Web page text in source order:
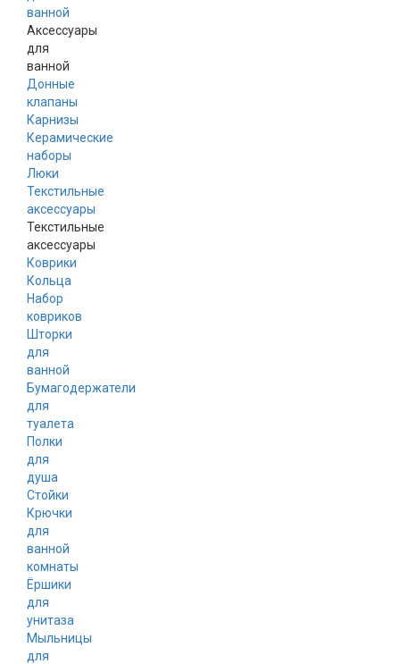
ванной
Аксессуары
для
ванной
Донные
клапаны
Карнизы
Керамические
наборы
Люки
Текстильные
аксессуары
Текстильные
аксессуары
Коврики
Кольца
Набор
ковриков
Шторки
для
ванной
Бумагодержатели
для
туалета
Полки
для
душа
Стойки
Крючки
для
ванной
комнаты
Ёршики
для
унитаза
Мыльницы
для